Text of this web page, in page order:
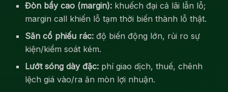
Đòn bẩy cao (margin): khuếch đại cả lãi lẫn lỗ;
margin call khiến lỗ tạm thời biến thành lỗ thật.
Săn cổ phiếu rác: độ biến động lớn, rủi ro sự
kiện/kiểm soát kém.
Lướt sóng dày đặc: phí giao dịch, thuế, chênh
lệch giá vào/ra ăn mòn lợi nhuận.